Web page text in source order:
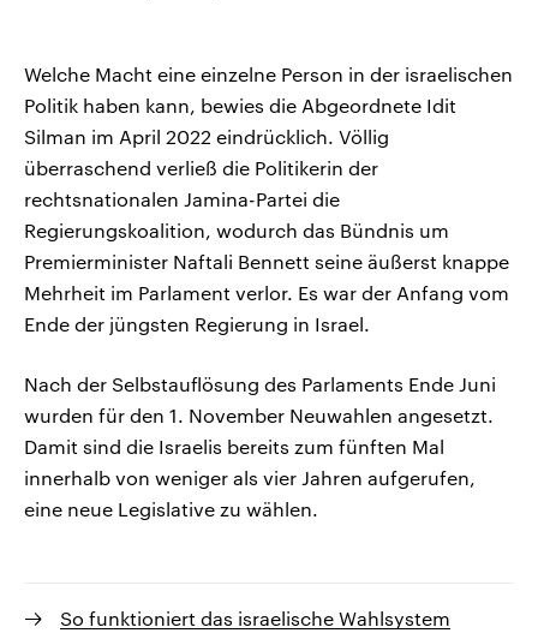
Welche Macht eine einzelne Person in der israelischen
Politik haben kann, bewies die Abgeordnete Idit
Silman im April 2022 eindrücklich. Völlig
überraschend verließ die Politikerin der
rechtsnationalen Jamina-Partei die
Regierungskoalition, wodurch das Bündnis um
Premierminister Naftali Bennett seine äußerst knappe
Mehrheit im Parlament verlor. Es war der Anfang vom
Ende der jüngsten Regierung in Israel.
Nach der Selbstauflösung des Parlaments Ende Juni
wurden für den 1. November Neuwahlen angesetzt.
Damit sind die Israelis bereits zum fünften Mal
innerhalb von weniger als vier Jahren aufgerufen,
eine neue Legislative zu wählen.
So funktioniert das israelische Wahlsystem